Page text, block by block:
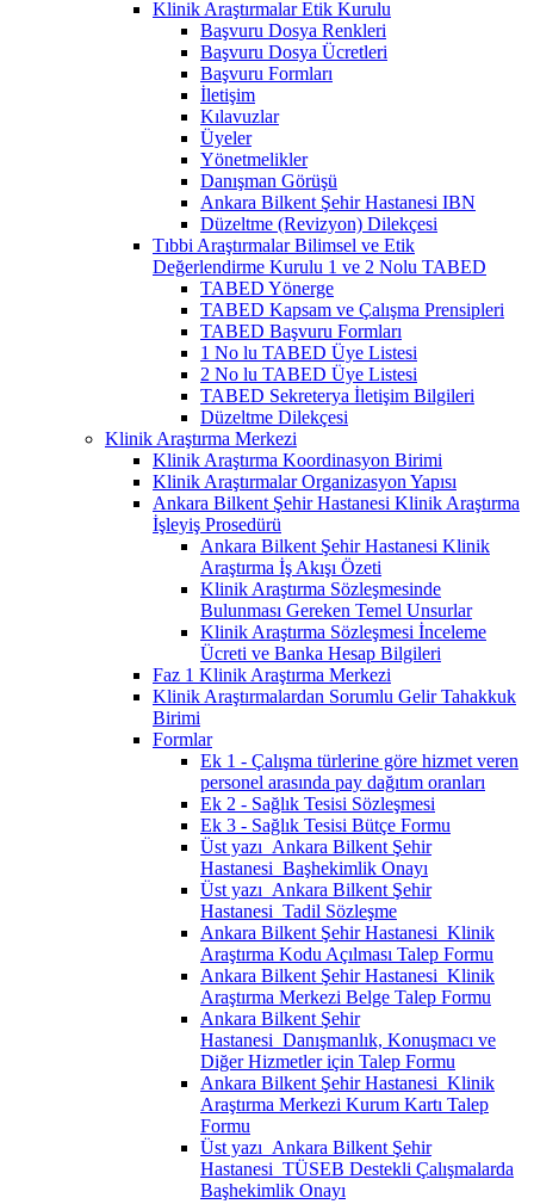
Klinik Araştırmalar Etik Kurulu
Başvuru Dosya Renkleri
Başvuru Dosya Ücretleri
Başvuru Formları
İletişim
Kılavuzlar
Üyeler
Yönetmelikler
Danışman Görüşü
Ankara Bilkent Şehir Hastanesi IBN
Düzeltme (Revizyon) Dilekçesi
Tıbbi Araştırmalar Bilimsel ve Etik
Değerlendirme Kurulu 1 ve 2 Nolu TABED
TABED Yönerge
TABED Kapsam ve Çalışma Prensipleri
TABED Başvuru Formları
1 No lu TABED Üye Listesi
2 No lu TABED Üye Listesi
TABED Sekreterya İletişim Bilgileri
Düzeltme Dilekçesi
Klinik Araştırma Merkezi
Klinik Araştırma Koordinasyon Birimi
Klinik Araştırmalar Organizasyon Yapısı
Ankara Bilkent Şehir Hastanesi Klinik Araştırma
İşleyiş Prosedürü
Ankara Bilkent Şehir Hastanesi Klinik
Araştırma İş Akışı Özeti
Klinik Araştırma Sözleşmesinde
Bulunması Gereken Temel Unsurlar
Klinik Araştırma Sözleşmesi İnceleme
Ücreti ve Banka Hesap Bilgileri
Faz 1 Klinik Araştırma Merkezi
Klinik Araştırmalardan Sorumlu Gelir Tahakkuk
Birimi
Formlar
Ek 1 - Çalışma türlerine göre hizmet veren
personel arasında pay dağıtım oranları
Ek 2 - Sağlık Tesisi Sözleşmesi
Ek 3 - Sağlık Tesisi Bütçe Formu
Üst yazı_Ankara Bilkent Şehir
Hastanesi_Başhekimlik Onayı
Üst yazı_Ankara Bilkent Şehir
Hastanesi_Tadil Sözleşme
Ankara Bilkent Şehir Hastanesi_Klinik
Araştırma Kodu Açılması Talep Formu
Ankara Bilkent Şehir Hastanesi_Klinik
Araştırma Merkezi Belge Talep Formu
Ankara Bilkent Şehir
Hastanesi_Danışmanlık, Konuşmacı ve
Diğer Hizmetler için Talep Formu
Ankara Bilkent Şehir Hastanesi_Klinik
Araştırma Merkezi Kurum Kartı Talep
Formu
Üst yazı_Ankara Bilkent Şehir
Hastanesi_TÜSEB Destekli Çalışmalarda
Başhekimlik Onayı